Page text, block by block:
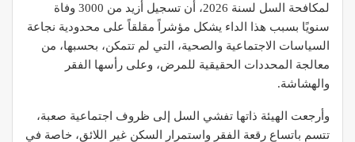
لمكافحة السل لسنة 2026، أن تسجيل أزيد من 3000 وفاة
سنويًا بسبب هذا الداء يشكل مؤشراً مقلقاً على محدودية نجاعة
السياسات الاجتماعية والصحية، التي لم تتمكن، بحسبها، من
معالجة المحددات الحقيقية للمرض، وعلى رأسها الفقر
والهشاشة.
وأرجعت الهيئة ذاتها تفشي السل إلى ظروف اجتماعية صعبة،
تتسم باتساع رقعة الفقر واستمرار السكن غير اللائق، خاصة في